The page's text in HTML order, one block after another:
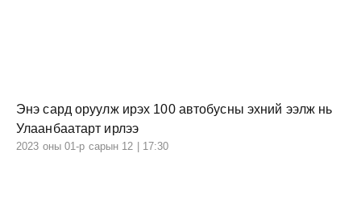
Энэ сард оруулж ирэх 100 автобусны эхний ээлж нь
Улаанбаатарт ирлээ
2023 оны 01-р сарын 12 | 17:30